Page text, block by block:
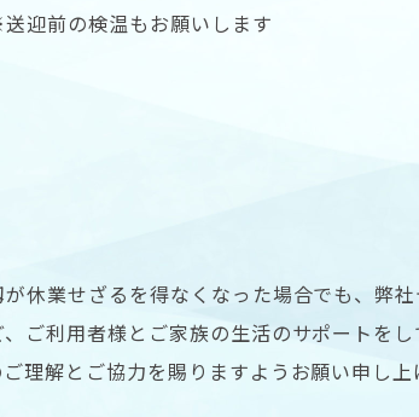
迎前の検温もお願いします
休業せざるを得なくなった場合でも、弊
ご利用者様とご家族の生活のサポートを
理解とご協力を賜りますようお願い申し上